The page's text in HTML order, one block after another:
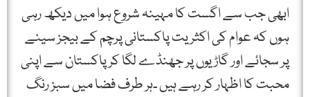
ابھی جب سے اگست کا مہینہ شروع ہوا میں دیکھ رہی
ہوں کہ عوام کی اکثریت پاکستانی پرچم کے بیجز سینے
پر سجائے اور گاڑیوں پر جھنڈے لگا کر پاکستان سے اپنی
محبت کا اظہار کر رہے ہیں ۔ہر طرف فضا میں سبز رنگ